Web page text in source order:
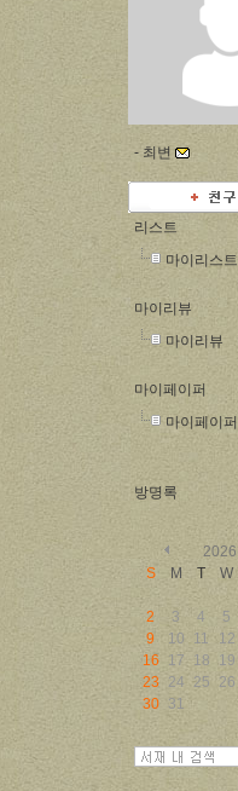
- 최변
리스트
마이리스트
마이리뷰
마이리뷰
마이페이퍼
마이페이퍼
방명록
2026
S
M T W
2
3 4 5
9
10 11 12
16
17 18 19
23
24 25 26
30
31